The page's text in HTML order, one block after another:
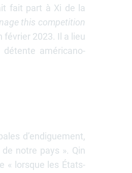
fait part à Xi de la
this competition
février 2023. Il a lieu
américano-
d’endiguement,
notre pays ». Qin
« lorsque les États-